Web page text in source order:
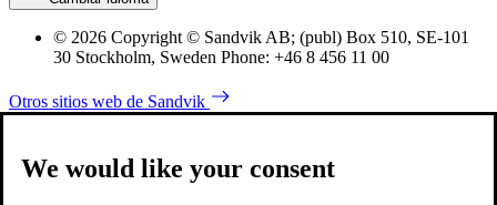
© 2026 Copyright © Sandvik AB; (publ) Box 510, SE-101
30 Stockholm, Sweden Phone: +46 8 456 11 00
Otros sitios web de Sandvik
We would like your consent